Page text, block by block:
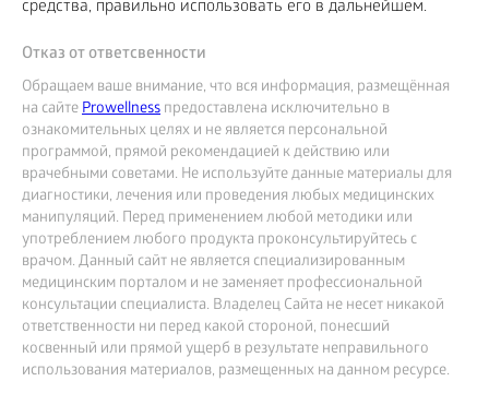
средства, правильно использовать его в дальнейшем.
Отказ от ответсвенности
Обращаем ваше внимание, что вся информация, размещённая
на сайтеProwellness предоставлена исключительно в
ознакомительных целях и не является персональной
программой, прямой рекомендацией к действию или
врачебными советами. Не используйте данные материалы для
диагностики, лечения или проведения любых медицинских
манипуляций. Перед применением любой методики или
употреблением любого продукта проконсультируйтесь с
врачом. Данный сайт не является специализированным
медицинским порталом и не заменяет профессиональной
консультации специалиста. Владелец Сайта не несет никакой
ответственности ни перед какой стороной, понесший
косвенный или прямой ущерб в результате неправильного
использования материалов, размещенных на данном ресурсе.